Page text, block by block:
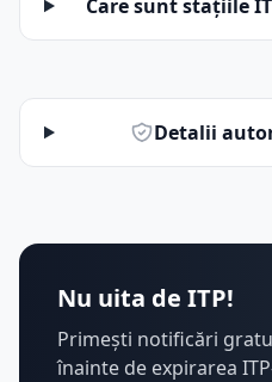
Care sunt stațiile
Detalii
Nu uita de ITP!
Primești notificări
înainte de expirarea